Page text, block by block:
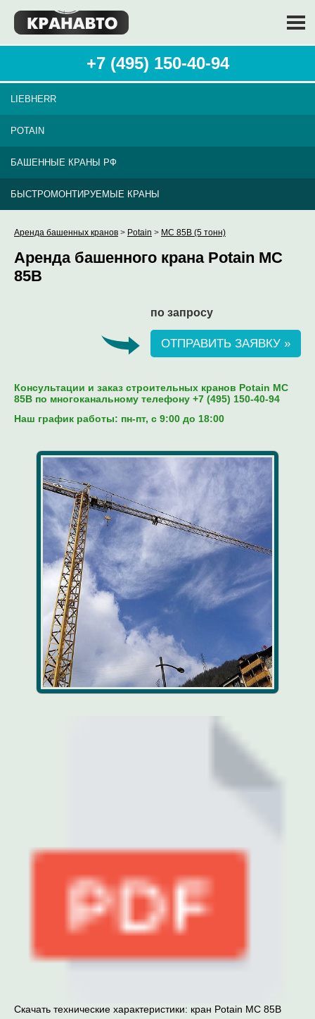
+7 (495) 150-40-94
LIEBHERR
POTAIN
БАШЕННЫЕ КРАНЫ РФ
БЫСТРОМОНТИРУЕМЫЕ КРАНЫ
Аренда башенных кранов > Potain > MC 85B (5 тонн)
Аренда башенного крана Potain MC
85B
по запросу
ОТПРАВИТЬ ЗАЯВКУ »
Консультации и заказ строительных кранов Potain MC
85B по многоканальному телефону +7 (495) 150-40-94
Наш график работы: пн-пт, c 9:00 до 18:00
Скачать технические характеристики: кран Potain MC 85B